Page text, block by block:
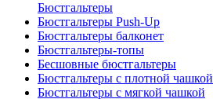
Бюстгальтеры
Бюстгальтеры Push-Up
Бюстгальтеры балконет
Бюстгальтеры-топы
Бесшовные бюстгальтеры
Бюстгальтеры с плотной чашкой
Бюстгальтеры с мягкой чашкой